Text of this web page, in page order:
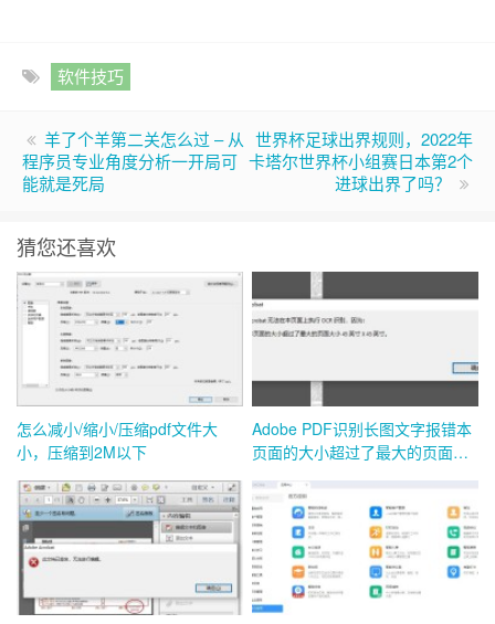
软件技巧
羊了个羊第二关怎么过 – 从
程序员专业角度分析一开局可
能就是死局
世界杯足球出界规则，2022年
卡塔尔世界杯小组赛日本第2个
进球出界了吗？
猜您还喜欢
怎么减小/缩小/压缩pdf文件大
小，压缩到2M以下
Adobe PDF识别长图文字报错本
页面的大小超过了最大的页面大
小45英寸